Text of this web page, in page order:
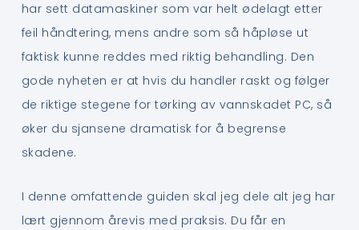
har sett datamaskiner som var helt ødelagt etter
feil håndtering, mens andre som så håpløse ut
faktisk kunne reddes med riktig behandling. Den
gode nyheten er at hvis du handler raskt og følger
de riktige stegene for tørking av vannskadet PC, så
øker du sjansene dramatisk for å begrense
skadene.
I denne omfattende guiden skal jeg dele alt jeg har
lært gjennom årevis med praksis. Du får en